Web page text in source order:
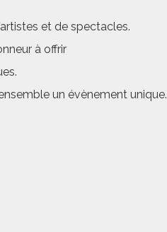
et de spectacles.
à offrir
un évènement unique.